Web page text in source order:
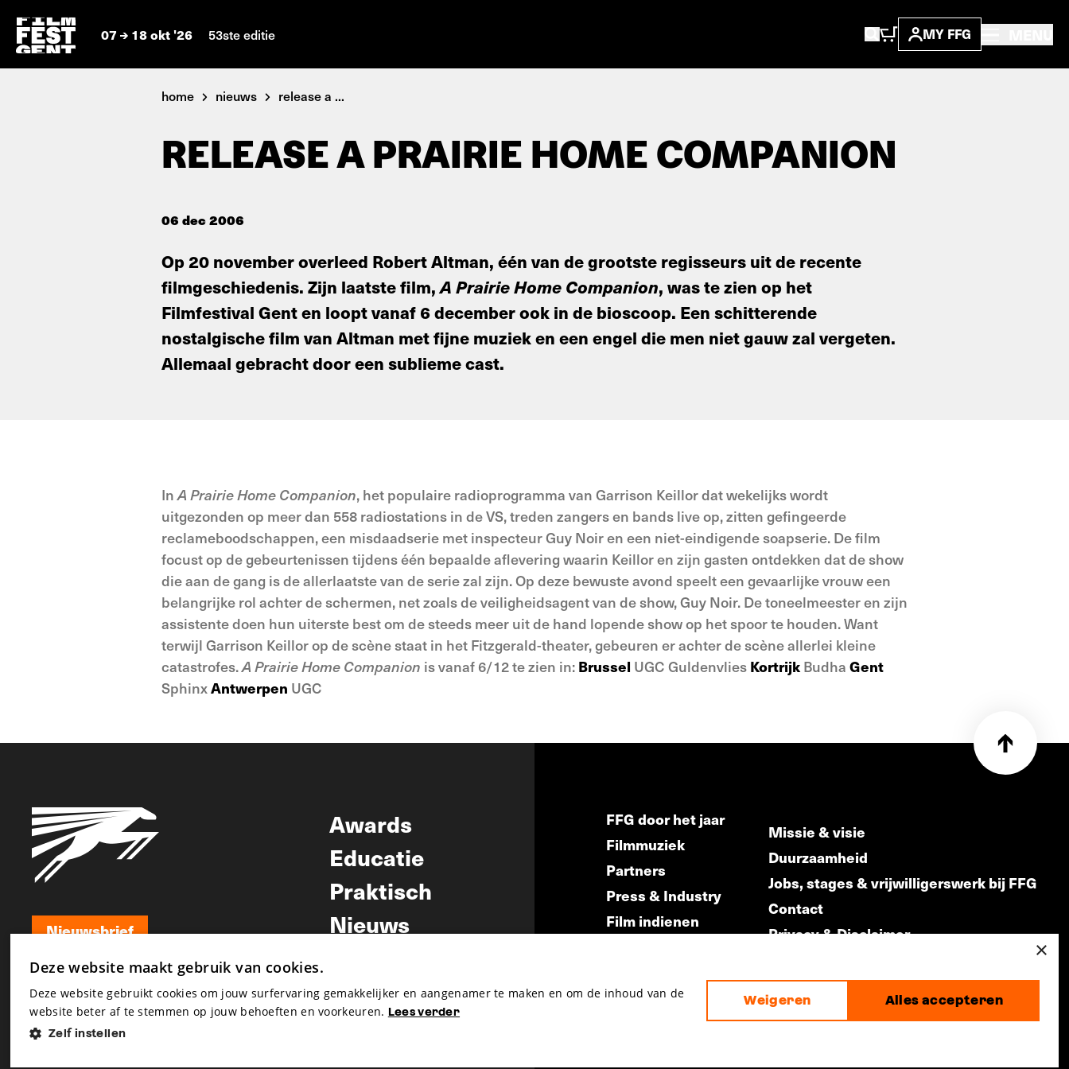
07 18 okt '26 53ste editie MY FFG
home nieuws release a ...
RELEASE A PRAIRIE HOME COMPANION
06 dec 2006
Op 20 november overleed Robert Altman, één van de grootste regisseurs uit de recente
filmgeschiedenis. Zijn laatste film,A Prairie Home Companion, was te zien op het
Filmfestival Gent en loopt vanaf 6 december ook in de bioscoop. Een schitterende
nostalgische film van Altman met fijne muziek en een engel die men niet gauw zal vergeten.
Allemaal gebracht door een sublieme cast.
InA Prairie Home Companion, het populaire radioprogramma van Garrison Keillor dat wekelijks wordt
uitgezonden op meer dan 558 radiostations in de VS, treden zangers en bands live op, zitten gefingeerde
reclameboodschappen, een misdaadserie met inspecteur Guy Noir en een niet-eindigende soapserie. De film
focust op de gebeurtenissen tijdens één bepaalde aflevering waarin Keillor en zijn gasten ontdekken dat de show
die aan de gang is de allerlaatste van de serie zal zijn. Op deze bewuste avond speelt een gevaarlijke vrouw een
belangrijke rol achter de schermen, net zoals de veiligheidsagent van de show, Guy Noir. De toneelmeester en zijn
assistente doen hun uiterste best om de steeds meer uit de hand lopende show op het spoor te houden. Want
terwijl Garrison Keillor op de scène staat in het Fitzgerald-theater, gebeuren er achter de scène allerlei kleine
catastrofes.A Prairie Home Companion is vanaf 6/12 te zien in: Brussel UGC Guldenvlies Kortrijk Budha Gent
SphinxAntwerpen UGC
Nieuwsbrief
Nieuwsbrief
Awards
Educatie
Praktisch
Nieuws
FFG door het jaar
Filmmuziek
Partners
Press & Industry
Film indienen
Missie & visie
Duurzaamheid
Jobs, stages & vrijwilligerswerk bij FFG
Contact
Privacy & Disclaimer
made by
×
Deze website maakt gebruik van cookies.
Deze website gebruikt cookies om jouw surfervaring gemakkelijker en aangenamer te maken en om de inhoud van de
website beter af te stemmen op jouw behoeften en voorkeuren. Lees verder
Zelf instellen
Alles accepteren
Weigeren